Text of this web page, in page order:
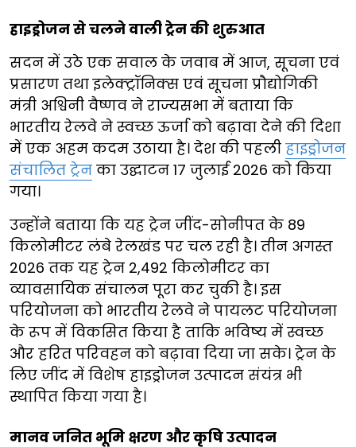
हाइड्रोजन से चलने वाली ट्रेन की शुरुआत
सदन में उठे एक सवाल के जवाब में आज, सूचना एवं
प्रसारण तथा इलेक्ट्रॉनिक्स एवं सूचना प्रौद्योगिकी
मंत्री अश्विनी वैष्णव ने राज्यसभा में बताया कि
भारतीय रेलवे ने स्वच्छ ऊर्जा को बढ़ावा देने की दिशा
में एक अहम कदम उठाया है। देश की पहली हाइड्रोजन
संचालित ट्रेन का उद्घाटन 17 जुलाई 2026 को किया
गया।
उन्होंने बताया कि यह ट्रेन जींद-सोनीपत के 89
किलोमीटर लंबे रेलखंड पर चल रही है। तीन अगस्त
2026 तक यह ट्रेन 2,492 किलोमीटर का
व्यावसायिक संचालन पूरा कर चुकी है। इस
परियोजना को भारतीय रेलवे ने पायलट परियोजना
के रूप में विकसित किया है ताकि भविष्य में स्वच्छ
और हरित परिवहन को बढ़ावा दिया जा सके। ट्रेन के
लिए जींद में विशेष हाइड्रोजन उत्पादन संयंत्र भी
स्थापित किया गया है।
मानव जनित भूमि क्षरण और कृषि उत्पादन